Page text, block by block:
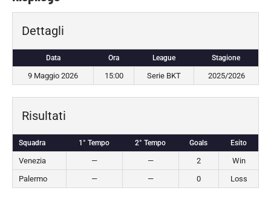
Dettagli
Data Ora League Stagione
9 Maggio 2026 15:00 Serie BKT 2025/2026
Risultati
Squadra 1° Tempo 2° Tempo Goals Esito
Venezia — — 2
Win
Palermo
— — 0 Loss